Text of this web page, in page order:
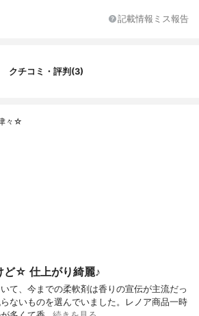
記載情報ミス報告
クチコミ・評判(3)
々☆
ど☆ 仕上がり綺麗♪
て、今までの柔軟剤は香りの宣伝が主流だっ
ないものを選んでいました。レノア商品一時